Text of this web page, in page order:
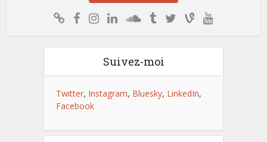
Suivez-moi
Twitter, Instagram, Bluesky, LinkedIn,
Facebook